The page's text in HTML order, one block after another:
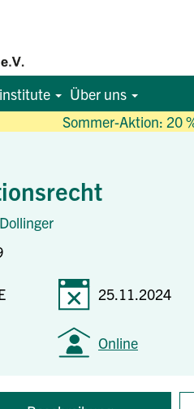
Sommer-Aktion: 20
Über uns
25.11.2024
Online